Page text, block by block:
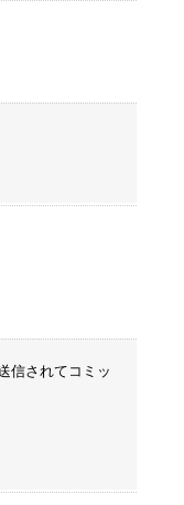
信されてコミッ